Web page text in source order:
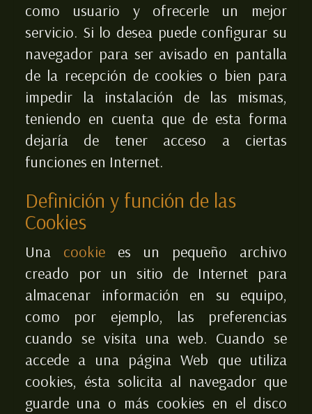
como usuario y ofrecerle un mejor
servicio. Si lo desea puede configurar su
navegador para ser avisado en pantalla
de la recepción de cookies o bien para
impedir la instalación de las mismas,
teniendo en cuenta que de esta forma
dejaría de tener acceso a ciertas
funciones en Internet.
Definición y función de las
Cookies
Una cookie es un pequeño archivo
creado por un sitio de Internet para
almacenar información en su equipo,
como por ejemplo, las preferencias
cuando se visita una web. Cuando se
accede a una página Web que utiliza
cookies, ésta solicita al navegador que
guarde una o más cookies en el disco